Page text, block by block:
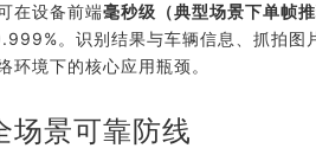
在设备前端毫秒级（典型场景下单帧
。识别结果与车辆信息、抓拍图
境下的核心应用瓶颈。
场景可靠防线